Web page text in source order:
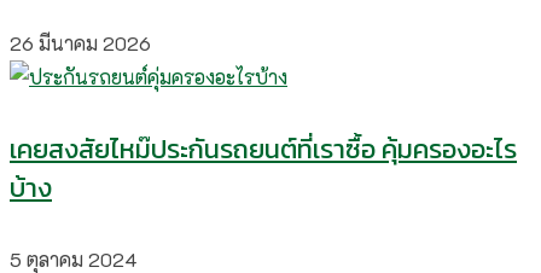
26 มีนาคม 2026
เคยสงสัยไหม๊ประกันรถยนต์ที่เราซื้อ คุ้มครองอะไร
บ้าง
5 ตุลาคม 2024